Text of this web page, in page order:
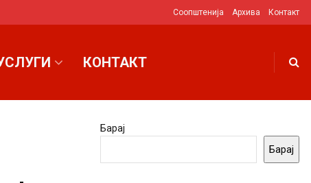
Соопштенија Архива Контакт
КОНТАКТ
Барај
Барај